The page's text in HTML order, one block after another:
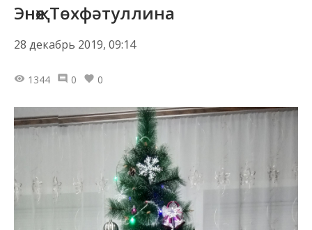
Энҗе Төхфәтуллина
28 декабрь 2019, 09:14
1344 0 0